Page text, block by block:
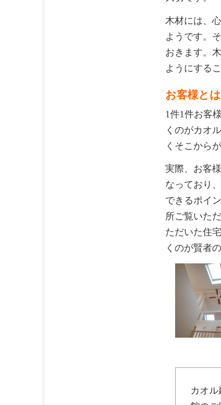
木材には、
ようです。
おきます。
ようにする
お客様と
1件1件お客
くのがカオ
くそこから
実際、お客
なっており
できるポイ
所ご覧いた
ただいた住
くのが賢者
カオ